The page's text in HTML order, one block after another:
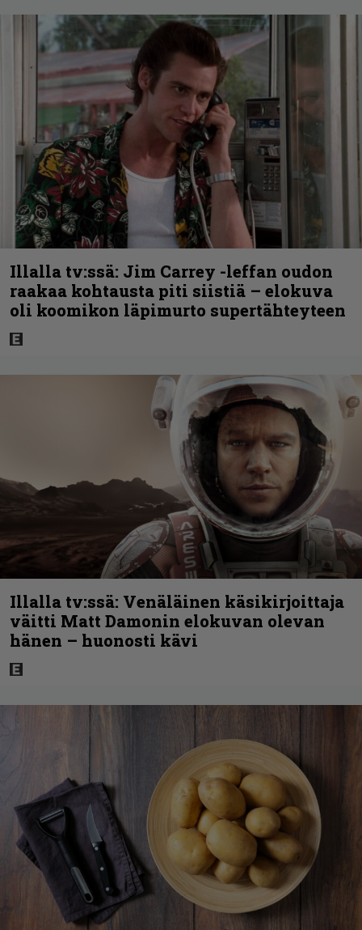
Illalla tv:ssä: Jim Carrey -leffan oudon
raakaa kohtausta piti siistiä – elokuva
oli koomikon läpimurto supertähteyteen
Illalla tv:ssä: Venäläinen käsikirjoittaja
väitti Matt Damonin elokuvan olevan
hänen – huonosti kävi